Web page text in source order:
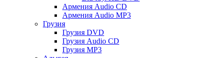
Армения Audio CD
Армения Audio MP3
Грузия
Грузия DVD
Грузия Audio CD
Грузия MP3